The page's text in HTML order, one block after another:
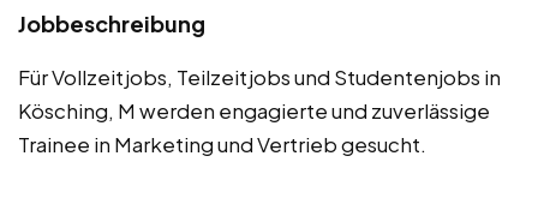
Jobbeschreibung
Für Vollzeitjobs, Teilzeitjobs und Studentenjobs in
Kösching, M werden engagierte und zuverlässige
Trainee in Marketing und Vertrieb gesucht.